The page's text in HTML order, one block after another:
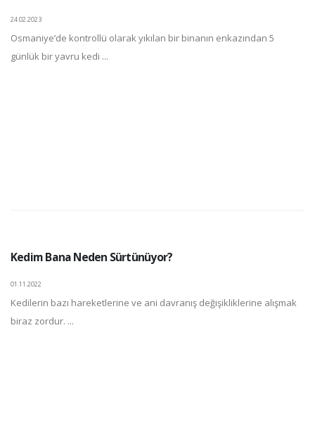
24.02.2023
Osmaniye’de kontrollü olarak yıkılan bir binanın enkazından 5
günlük bir yavru kedi ...
Kedim Bana Neden Sürtünüyor?
01.11.2022
Kedilerin bazı hareketlerine ve ani davranış değişikliklerine alışmak
biraz zordur. ...